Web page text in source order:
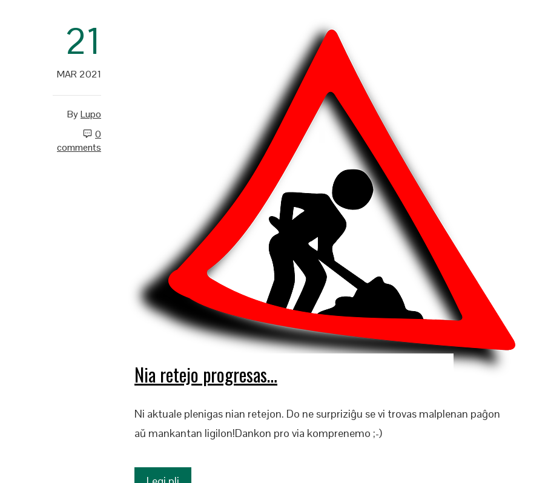
21
MAR 2021
ByLupo
0
comments
Nia retejo progresas…
Ni aktuale plenigas nian retejon. Do ne surpriziĝu se vi trovas malplenan paĝon
aŭ mankantan ligilon!Dankon pro via komprenemo ;-)